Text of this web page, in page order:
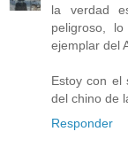
la verdad
peligroso,
ejemplar del
Estoy con el
del chino de
Responder